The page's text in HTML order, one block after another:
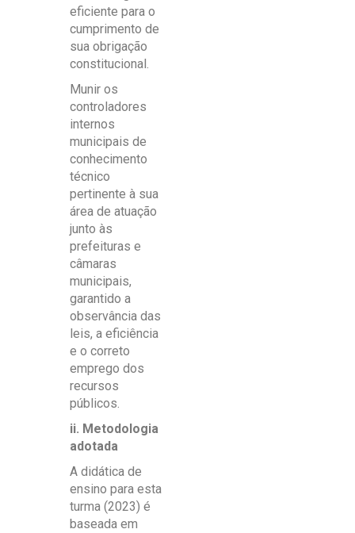
eficiente para o
cumprimento de
sua obrigação
constitucional.
Munir os
controladores
internos
municipais de
conhecimento
técnico
pertinente à sua
área de atuação
junto às
prefeituras e
câmaras
municipais,
garantido a
observância das
leis, a eficiência
e o correto
emprego dos
recursos
públicos.
ii. Metodologia
adotada
A didática de
ensino para esta
turma (2023) é
baseada em